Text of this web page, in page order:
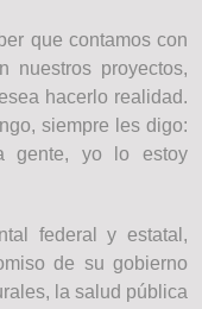
que contamos con
nuestros proyectos,
hacerlo realidad.
siempre les digo:
gente, yo lo estoy
federal y estatal,
de su gobierno
la salud pública